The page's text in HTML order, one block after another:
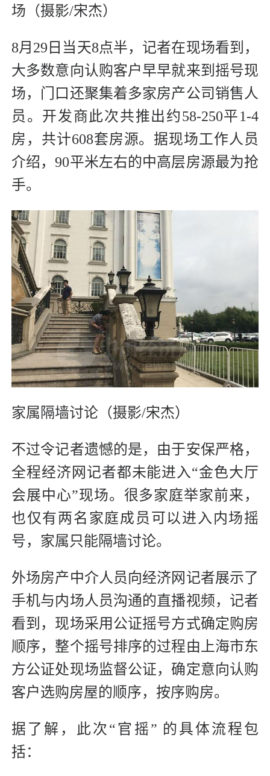
场（摄影/宋杰）
8月29日当天8点半，记者在现场看到，
大多数意向认购客户早早就来到摇号现
场，门口还聚集着多家房产公司销售人
员。开发商此次共推出约58-250平1-4
房，共计608套房源。据现场工作人员
介绍，90平米左右的中高层房源最为抢
手。
家属隔墙讨论（摄影/宋杰）
不过令记者遗憾的是，由于安保严格，
全程经济网记者都未能进入“金色大厅
会展中心”现场。很多家庭举家前来，
也仅有两名家庭成员可以进入内场摇
号，家属只能隔墙讨论。
外场房产中介人员向经济网记者展示了
手机与内场人员沟通的直播视频，记者
看到，现场采用公证摇号方式确定购房
顺序，整个摇号排序的过程由上海市东
方公证处现场监督公证，确定意向认购
客户选购房屋的顺序，按序购房。
据了解，此次“官摇” 的具体流程包
括：